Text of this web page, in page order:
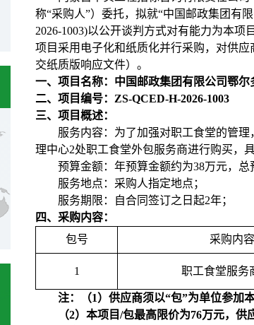
称“采购人”）委托，拟就“中国邮政集团有
2026-1003)以公开谈判方式对有能力为本
项目采用电子化和纸质化并行采购，对供
交纸质版响应文件）。
一、 项目名称：中国邮政集团有限公司鄂
二、项目编号：ZS-QCED-H-2026-1003
三、项目概述：
服务内容：为了加强对职工食堂的管
理中心2处职工食堂外包服务商进行购买，
预算金额：年预算金额约为38万元，总
服务地点：采购人指定地点；
服务期限：自合同签订之日起2年；
四、采购内容：
包号
采购内容
1 职工食堂服务
注：（1）供应商须以“包”为单位参加
（2） 本项目/包最高限价为76万元，供